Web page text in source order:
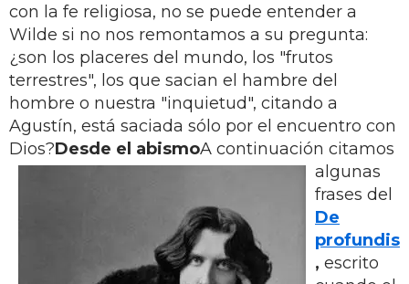
con la fe religiosa, no se puede entender a
Wilde si no nos remontamos a su pregunta:
¿son los placeres del mundo, los "frutos
terrestres", los que sacian el hambre del
hombre o nuestra "inquietud", citando a
Agustín, está saciada sólo por el encuentro con
Dios?Desde el abismoA continuación citamos
algunas
frases del
De
profundis
, escrito